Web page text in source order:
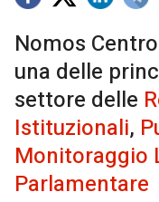
Nomos
una delle
settore delle
Istituzionali,
Monitoraggio
Parlamentare